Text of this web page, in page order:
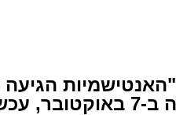
"האנטישמיות
הרב מנדי ניאזוב בראיון מטלטל: